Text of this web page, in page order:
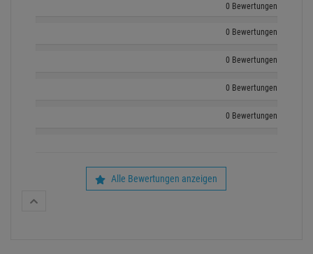
0 Bewertungen
0 Bewertungen
0 Bewertungen
0 Bewertungen
0 Bewertungen
Alle Bewertungen anzeigen